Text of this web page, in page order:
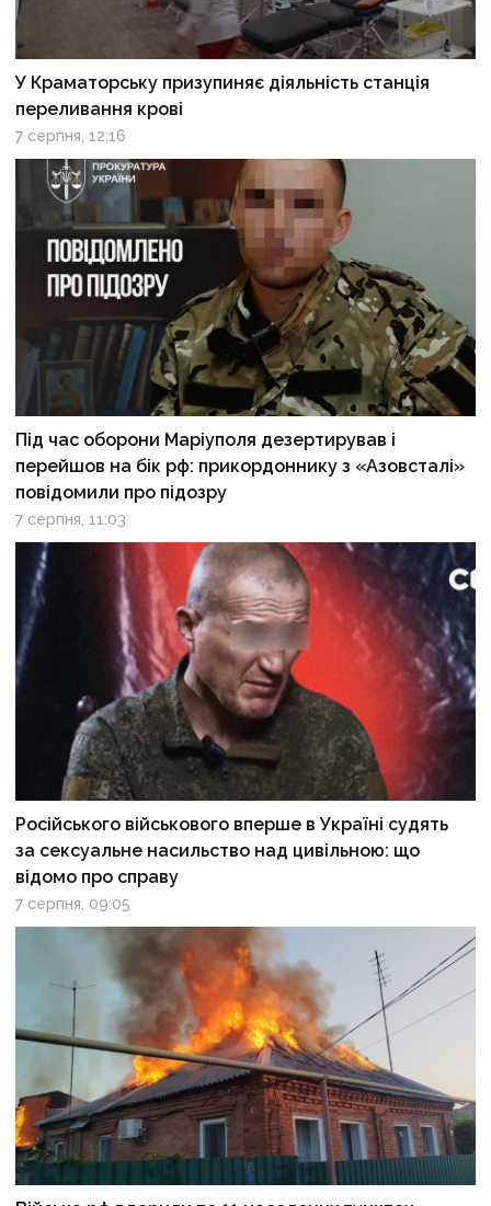
У Краматорську призупиняє діяльність станція
переливання крові
7 серпня, 12:16
Під час оборони Маріуполя дезертирував і
перейшов на бік рф: прикордоннику з «Азовсталі»
повідомили про підозру
7 серпня, 11:03
Російського військового вперше в Україні судять
за сексуальне насильство над цивільною: що
відомо про справу
7 серпня, 09:05